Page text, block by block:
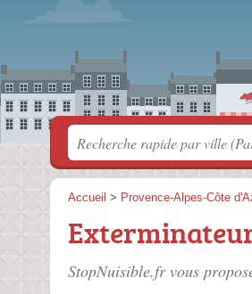
Accueil > Provence-Alpes-Côte
StopNuisible.fr vous